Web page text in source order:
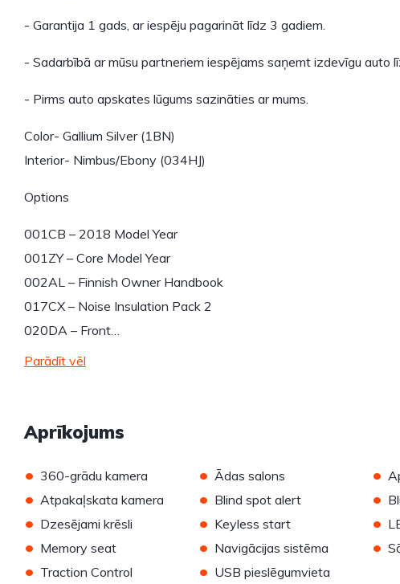
- Garantija 1 gads, ar iespēju pagarināt līdz 3 gadiem.
- Sadarbībā ar mūsu partneriem iespējams saņemt izdevīgu auto
- Pirms auto apskates lūgums sazināties ar mums.
Color- Gallium Silver (1BN)
Interior- Nimbus/Ebony (034HJ)
Options
001CB – 2018 Model Year
001ZY – Core Model Year
002AL – Finnish Owner Handbook
017CX – Noise Insulation Pack 2
020DA – Front…
Parādīt vēl
Aprīkojums
• 360-grādu kamera • Ādas salons •
• Atpakaļskata kamera • Blind spot alert •
• Dzesējami krēsli • Keyless start •
• Memory seat • Navigācijas sistēma •
• Traction Control • USB pieslēgumvieta